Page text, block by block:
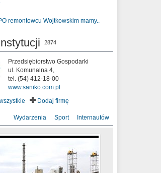
remontowcu Wojtkowskim mamy..
2874
Przedsiębiorstwo Gospodarki
ul. Komunalna 4,
tel. (54) 412-18-00
www.saniko.com.pl
Dodaj firmę
Wydarzenia Sport Internautów
mamy strach
DRONE FOOTAGE
Miasta Włocławek VIII
r.